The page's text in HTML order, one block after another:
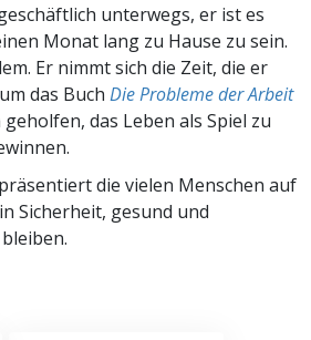
unterwegs, er ist es
Monat lang zu Hause zu sein.
Er nimmt sich die Zeit, die er
das Buch Die Probleme der Arbeit
das Leben als Spiel zu
präsentiert die vielen Menschen auf
Sicherheit, gesund und